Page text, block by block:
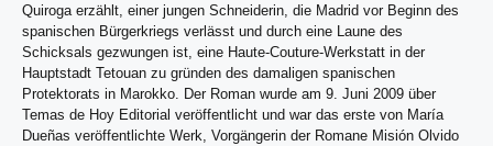
Quiroga erzählt, einer jungen Schneiderin, die Madrid vor Beginn des
spanischen Bürgerkriegs verlässt und durch eine Laune des
Schicksals gezwungen ist, eine Haute-Couture-Werkstatt in der
Hauptstadt Tetouan zu gründen des damaligen spanischen
Protektorats in Marokko. Der Roman wurde am 9. Juni 2009 über
Temas de Hoy Editorial veröffentlicht und war das erste von María
Dueñas veröffentlichte Werk, Vorgängerin der Romane Misión Olvido